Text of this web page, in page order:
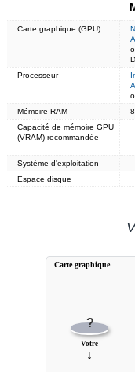
Carte graphique (GPU)
Processeur
Mémoire RAM
Capacité de mémoire GPU
(VRAM) recommandée
Système d'exploitation
Espace disque
?
Votre
↓
Carte graphique